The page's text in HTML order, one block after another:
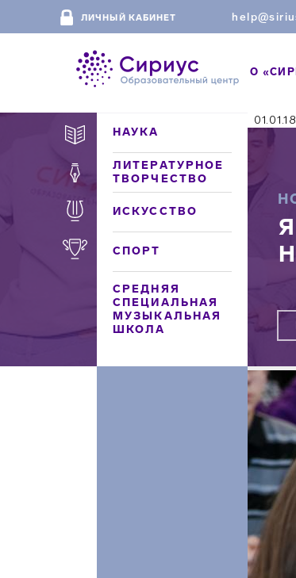
ЛИЧНЫЙ КАБИНЕТ
О
НАУКА
ЛИТЕРАТУРНОЕ
ТВОРЧЕСТВО
ИСКУССТВО
СПОРТ
СРЕДНЯЯ
СПЕЦИАЛЬНАЯ
МУЗЫКАЛЬНАЯ
ШКОЛА
01.01.18